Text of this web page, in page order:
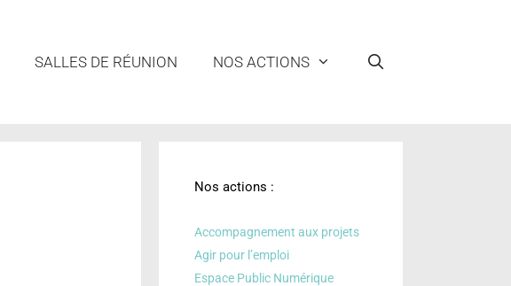
SALLES DE RÉUNION NOS ACTIONS
Nos actions :
Accompagnement aux projets
Agir pour l’emploi
Espace Public Numérique